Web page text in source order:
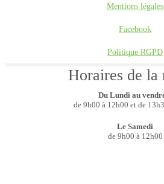
Mentions légales
Facebook
Politique RGPD
Horaires de la
Du Lundi au
de 9h00 à 12h00 et de
Le Samedi
de 9h00 à 12h00